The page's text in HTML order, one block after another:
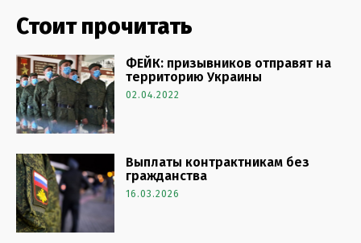
Стоит прочитать
ФЕЙК: призывников отправят на
территорию Украины
02.04.2022
Выплаты контрактникам без
гражданства
16.03.2026